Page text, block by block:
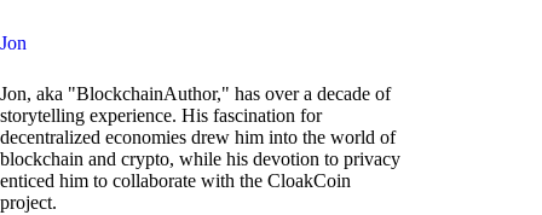
Jon
Jon, aka "BlockchainAuthor," has over a decade of
storytelling experience. His fascination for
decentralized economies drew him into the world of
blockchain and crypto, while his devotion to privacy
enticed him to collaborate with the CloakCoin
project.